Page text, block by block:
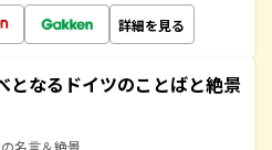
詳細を見る
となるドイツのことばと絶景
名言＆絶景